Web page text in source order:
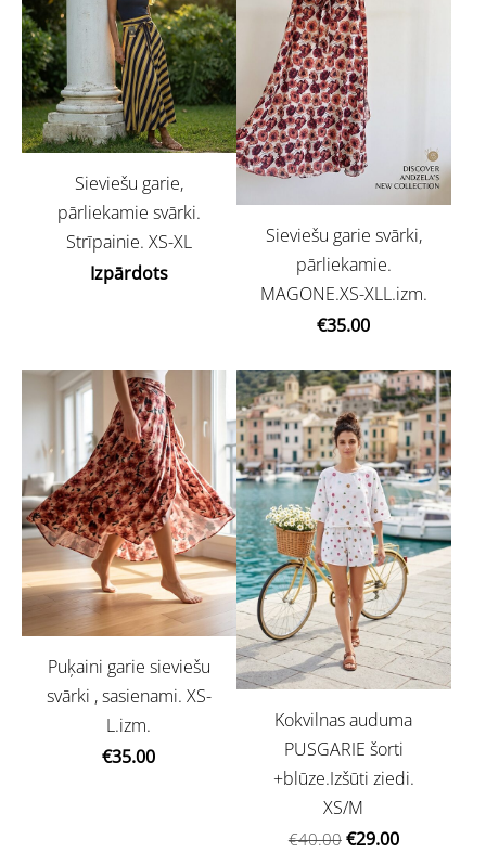
Sieviešu garie,
pārliekamie svārki.
Strīpainie. XS-XL
Izpārdots
Sieviešu garie svārki,
pārliekamie.
MAGONE.XS-XLL.izm.
€35.00
Puķaini garie sieviešu
svārki , sasienami. XS-
L.izm.
€35.00
Kokvilnas auduma
PUSGARIE šorti
+blūze.Izšūti ziedi.
XS/M
€40.00 €29.00